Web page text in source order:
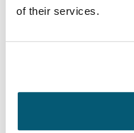
of their services.
un cómodo ángulo